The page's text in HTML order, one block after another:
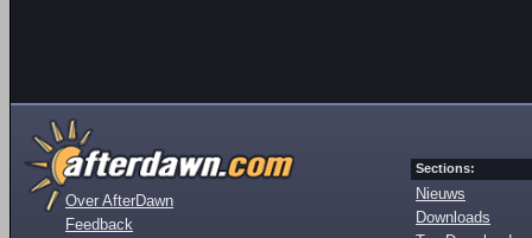
Over AfterDawn
Feedback
Sections:
Nieuws
Downloads